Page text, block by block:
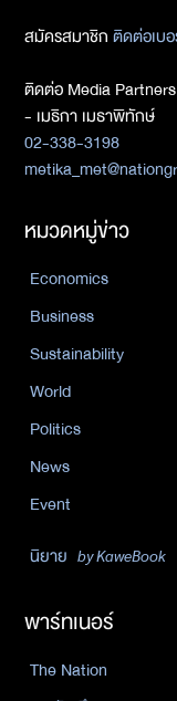
สมัครสมาชิกติดต่อเบ
ติดต่อ Media Partners
- เมธิกา เมธาพิทักษ์
02-338-3198
หมวดหมู่ข่าว
Economics
Business
Sustainability
World
Politics
News
Event
นิยาย by KaweBook
พาร์ทเนอร์
The Nation